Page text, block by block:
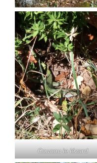
Coucou le lézard